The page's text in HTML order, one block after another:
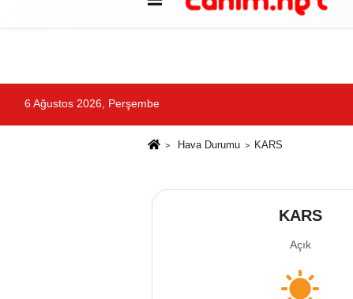
İletişim Çerez Politikası
6 Ağustos 2026, Perşembe
Hava Durumu KARS
KARS
Açık